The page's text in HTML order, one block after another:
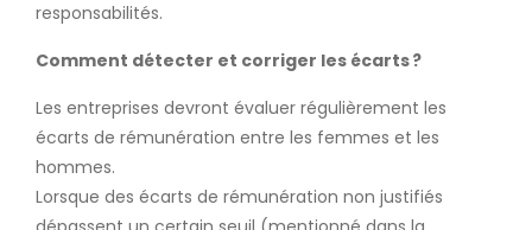
responsabilités.
Comment détecter et corriger les écarts?
Les entreprises devront évaluer régulièrement les
écarts de rémunération entre les femmes et les
hommes.
Lorsque des écarts de rémunération non justifiés